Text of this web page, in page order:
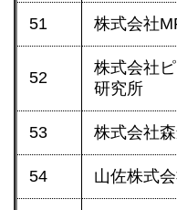
51 株式会社
52
株式会社
研究所
53 株式会社森
54 山佐株式